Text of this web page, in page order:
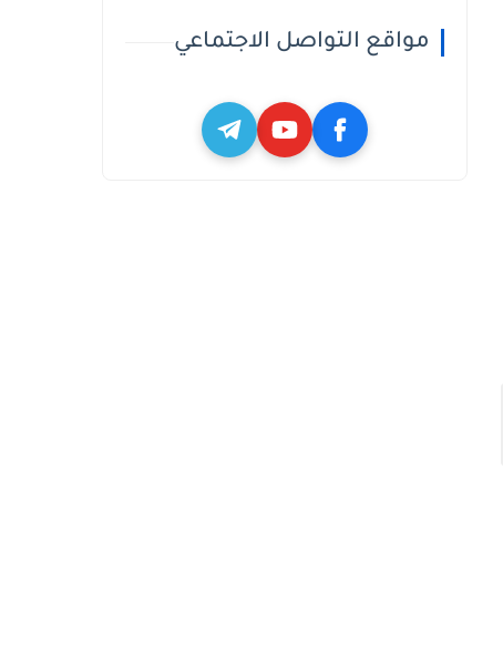
مواقع التواصل الاجتماعي